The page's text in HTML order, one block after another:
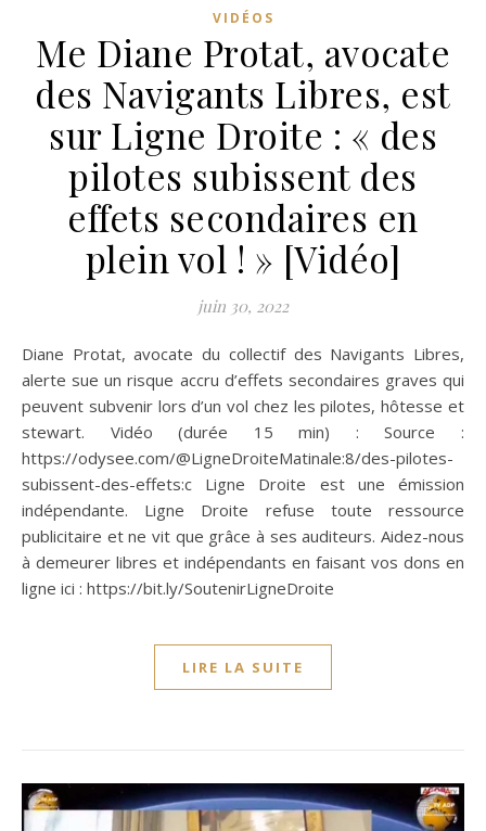
VIDÉOS
Me Diane Protat, avocate
des Navigants Libres, est
sur Ligne Droite : « des
pilotes subissent des
effets secondaires en
plein vol ! » [Vidéo]
juin 30, 2022
Diane Protat, avocate du collectif des Navigants Libres,
alerte sue un risque accru d’effets secondaires graves qui
peuvent subvenir lors d’un vol chez les pilotes, hôtesse et
stewart. Vidéo (durée 15 min) : Source :
https://odysee.com/@LigneDroiteMatinale:8/des-pilotes-
subissent-des-effets:c Ligne Droite est une émission
indépendante. Ligne Droite refuse toute ressource
publicitaire et ne vit que grâce à ses auditeurs. Aidez-nous
à demeurer libres et indépendants en faisant vos dons en
ligne ici : https://bit.ly/SoutenirLigneDroite
LIRE LA SUITE